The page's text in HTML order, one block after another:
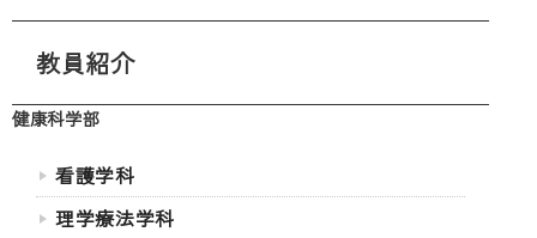
教員紹介
健康科学部
看護学科
理学療法学科